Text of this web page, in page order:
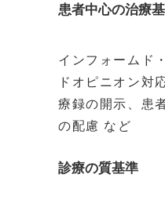
患者中心の治療
インフォームド
ドオピニオン対
療録の開示、患
の配慮 など
診療の質基準